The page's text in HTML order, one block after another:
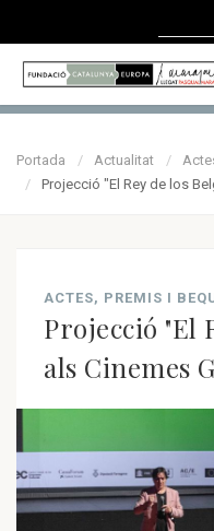
Portada Actualitat
Projecció "El Rey de los
ACTES, PREMIS I
Projecció "El
als Cinemes